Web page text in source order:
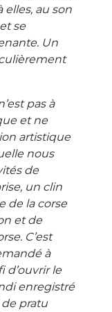
au son
se
Un
pas à
et ne
artistique
nous
de
un clin
de la corse
et de
C’est
à
d’ouvrir le
enregistré
de pratu